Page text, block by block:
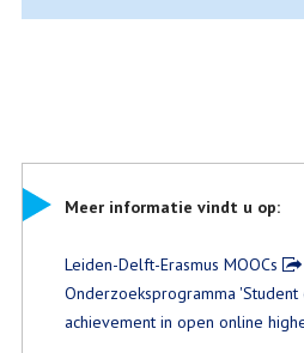
Meer informatie vindt u op:
Leiden-Delft-Erasmus MOOCs
Onderzoeksprogramma
achievement in open online